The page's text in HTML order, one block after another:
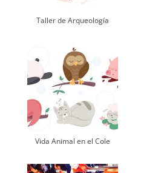
Taller de Arqueología
Vida Animal en el Cole